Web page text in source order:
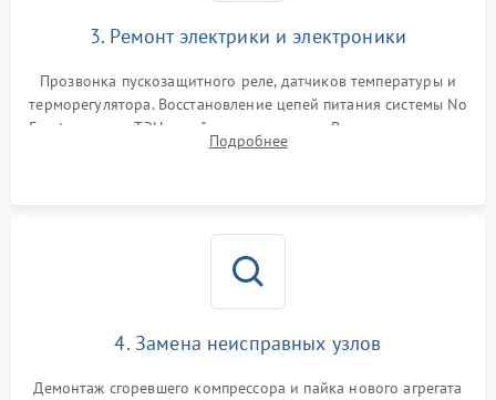
3. Ремонт электрики и электроники
Прозвонка пускозащитного реле, датчиков температуры и
терморегулятора. Восстановление цепей питания системы No
Frost, включая ТЭН оттайки и вентилятор. Ремонт или замена
платы управления при сбоях алгоритмов.
Подробнее
4. Замена неисправных узлов
Демонтаж сгоревшего компрессора и пайка нового агрегата